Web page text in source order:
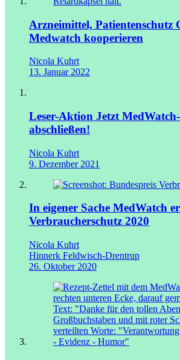
Arzneimittel, Patientenschutz
Medwatch kooperieren
Nicola Kuhrt
13. Januar 2022
Leser-Aktion Jetzt
abschließen!
Nicola Kuhrt
9. Dezember 2021
In eigener Sache MedWatch
Verbraucherschutz 2020
Nicola Kuhrt
Hinnerk Feldwisch-Drentrup
26. Oktober 2020